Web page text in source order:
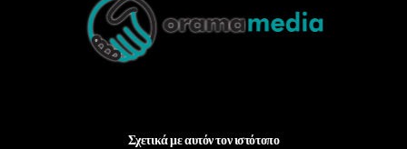
Top
Σχετικά με αυτόν τον ιστότοπο